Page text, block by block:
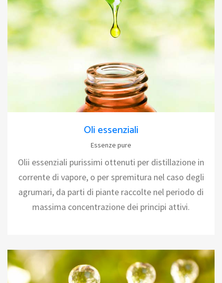
Oli essenziali
Essenze pure
Olii essenziali purissimi ottenuti per distillazione in
corrente di vapore, o per spremitura nel caso degli
agrumari, da parti di piante raccolte nel periodo di
massima concentrazione dei principi attivi.